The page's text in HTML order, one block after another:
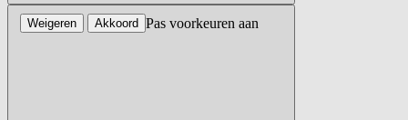
Pas voorkeuren aan
Weigeren Akkoord